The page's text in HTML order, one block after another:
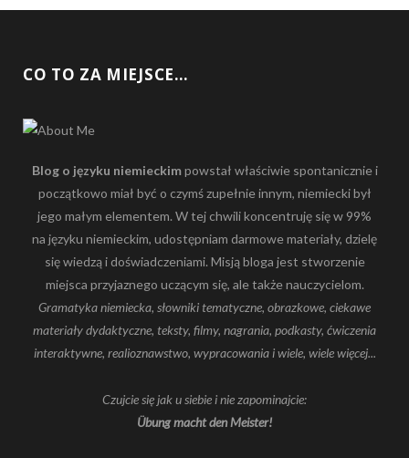
CO TO ZA MIEJSCE…
Blog o języku niemieckimpowstał właściwie spontanicznie i
początkowo miał być o czymś zupełnie innym, niemiecki był
jego małym elementem. W tej chwili koncentruję się w 99%
na języku niemieckim, udostępniam darmowe materiały, dzielę
się wiedzą i doświadczeniami. Misją bloga jest stworzenie
miejsca przyjaznego uczącym się, ale także nauczycielom.
Gramatyka niemiecka, słowniki tematyczne, obrazkowe, ciekawe
materiały dydaktyczne, teksty, filmy, nagrania, podkasty, ćwiczenia
interaktywne, realioznawstwo, wypracowania i wiele, wiele więcej...
Czujcie się jak u siebie i nie zapominajcie:
Übung macht den Meister!